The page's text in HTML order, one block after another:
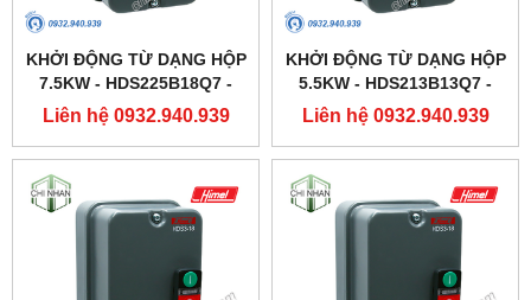
KHỞI ĐỘNG TỪ DẠNG HỘP
7.5KW - HDS225B18Q7 -
HIMEL
Liên hệ 0932.940.939
KHỞI ĐỘNG TỪ DẠNG HỘP
5.5KW - HDS213B13Q7 -
HIMEL
Liên hệ 0932.940.939